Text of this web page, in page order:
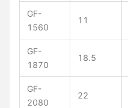
GF-
1560
11
GF-
1870
18.5
GF-
2080
22